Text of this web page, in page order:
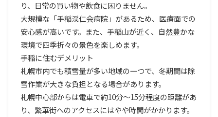
り、日常の買い物や飲食に困りません。
大規模な「手稲渓仁会病院」があるため、医療面での
安心感が高いです。また、手稲山が近く、自然豊かな
環境で四季折々の景色を楽しめます。
手稲に住むデメリット
札幌市内でも積雪量が多い地域の一つで、冬期間は除
雪作業が大きな負担となる場合があります。
札幌中心部からは電車で約10分〜15分程度の距離があ
り、繁華街へのアクセスにはやや時間がかかります。